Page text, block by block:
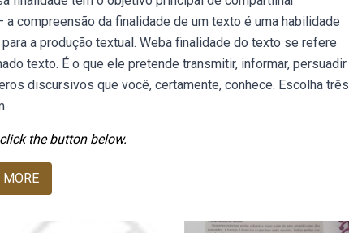
compreensão da finalidade de um texto é uma habilidade
a produção textual. Weba finalidade do texto se refere
texto. É o que ele pretende transmitir, informar, persuadir
discursivos que você, certamente, conhece. Escolha três
the button below.
MORE